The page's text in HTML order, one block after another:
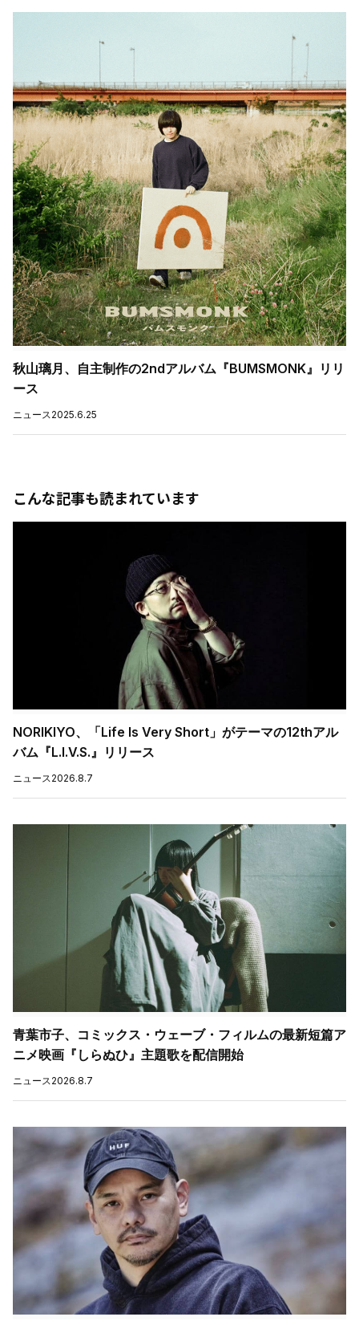
秋山璃月、自主制作の2ndアルバム『BUMSMONK』リリ
ース
ニュース2025.6.25
こんな記事も読まれています
NORIKIYO、「Life Is Very Short」がテーマの12thアル
バム『L.I.V.S.』リリース
ニュース2026.8.7
青葉市子、コミックス・ウェーブ・フィルムの最新短篇ア
ニメ映画『しらぬひ』主題歌を配信開始
ニュース2026.8.7